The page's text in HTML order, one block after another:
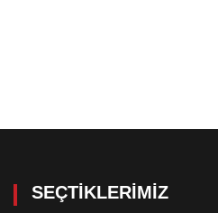
SEÇTIKLERIMIZ